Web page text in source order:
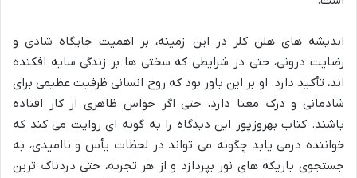
اندیشه های هلن کلر در این زمینه، بر اهمیت جایگاه شادی و
رضایت درونی، حتی در شرایطی که سختی ها بر زندگی سایه افکنده
اند، تأکید دارد. او بر این باور بود که روح انسانی ظرفیت عظیمی برای
شادمانی و درک معنا دارد، حتی اگر حواس ظاهری از کار افتاده
باشند. کتاب بهروزپور این دیدگاه را به گونه ای روایت می کند که
خواننده درمی یابد چگونه می تواند در لحظات یأس و ناامیدی، به
جستجوی باریکه های نور بپردازد و از هر تجربه، حتی دردناک ترین